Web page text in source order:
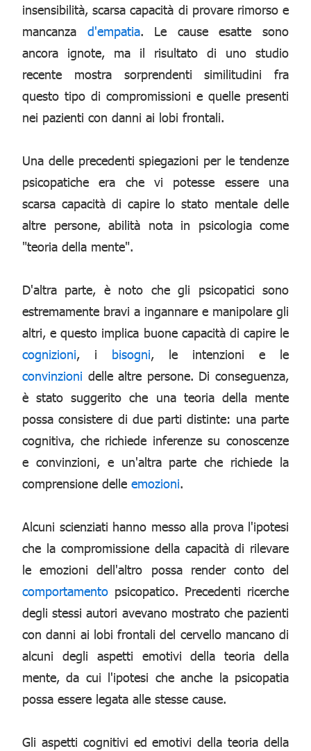
insensibilità, scarsa capacità di provare rimorso e
mancanza d'empatia. Le cause esatte sono
ancora ignote, ma il risultato di uno studio
recente mostra sorprendenti similitudini fra
questo tipo di compromissioni e quelle presenti
nei pazienti con danni ai lobi frontali.
Una delle precedenti spiegazioni per le tendenze
psicopatiche era che vi potesse essere una
scarsa capacità di capire lo stato mentale delle
altre persone, abilità nota in psicologia come
"teoria della mente".
D'altra parte, è noto che gli psicopatici sono
estremamente bravi a ingannare e manipolare gli
altri, e questo implica buone capacità di capire le
cognizioni, i bisogni, le intenzioni e le
convinzioni delle altre persone. Di conseguenza,
è stato suggerito che una teoria della mente
possa consistere di due parti distinte: una parte
cognitiva, che richiede inferenze su conoscenze
e convinzioni, e un'altra parte che richiede la
comprensione delle emozioni.
Alcuni scienziati hanno messo alla prova l'ipotesi
che la compromissione della capacità di rilevare
le emozioni dell'altro possa render conto del
comportamento psicopatico. Precedenti ricerche
degli stessi autori avevano mostrato che pazienti
con danni ai lobi frontali del cervello mancano di
alcuni degli aspetti emotivi della teoria della
mente, da cui l'ipotesi che anche la psicopatia
possa essere legata alle stesse cause.
Gli aspetti cognitivi ed emotivi della teoria della